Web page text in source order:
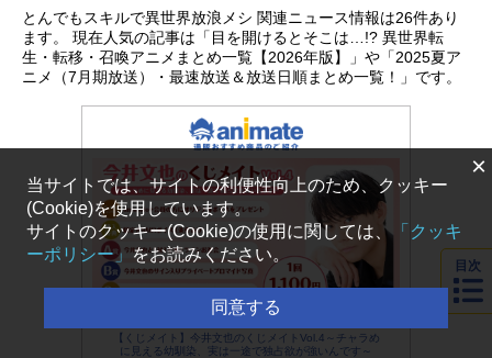
とんでもスキルで異世界放浪メシ 関連ニュース情報は26件あり
ます。 現在人気の記事は「目を開けるとそこは…!? 異世界転
生・転移・召喚アニメまとめ一覧【2026年版】」や「2025夏ア
ニメ（7月期放送）・最速放送＆放送日順まとめ一覧！」です。
【くじメイト】今井文也のくじメイトVol.4～チャラめ
に見える幼馴染、実は一途で独占欲が強いんです～
目次
×
当サイトでは、サイトの利便性向上のため、クッキー
(Cookie)を使用しています。
サイトのクッキー(Cookie)の使用に関しては、「クッキ
ーポリシー」をお読みください。
同意する